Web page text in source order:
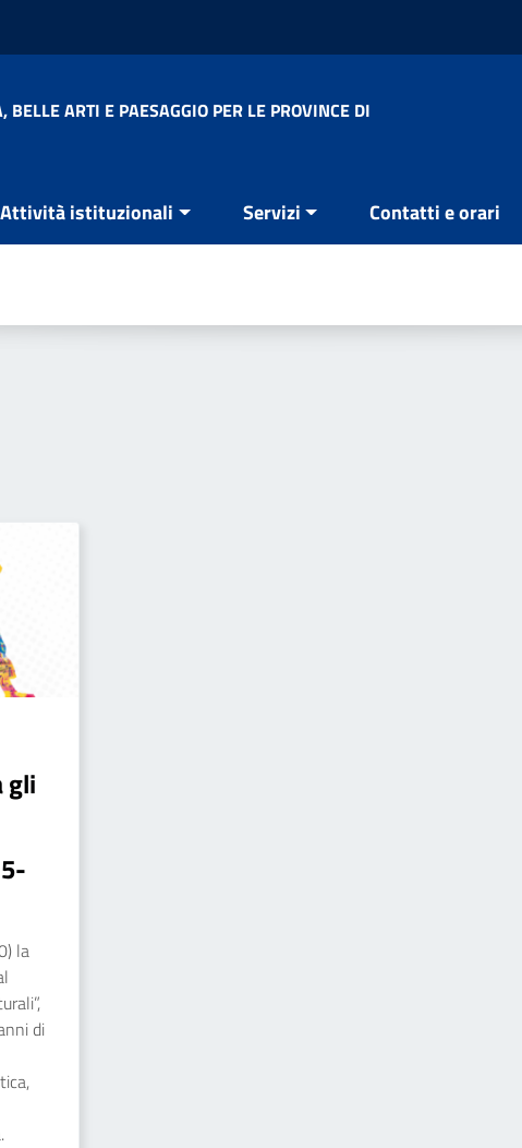
BELLE ARTI E PAESAGGIO PER LE PROVINCE DI
Attività istituzionali Servizi Contatti e orari
gli
la
di